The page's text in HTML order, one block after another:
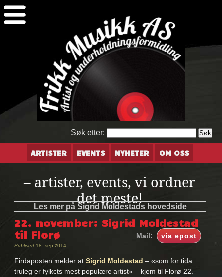
Søk etter:
ARTISTER EVENTS NYHETER OM OSS
– artister, events, vi ordner
det meste!
Les mer på Sigrid Moldestads hovedside
22. november: Sigrid Moldestad
til Florø
via epost
Mail:
Publisert18. sep 2014
Firdaposten melder at Sigrid Moldestad – «som for tida
truleg er fylkets mest populære artist» – kjem til Florø 22.